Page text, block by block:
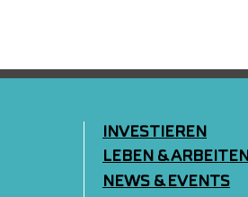
INVESTIEREN
LEBEN & ARBEITEN
NEWS & EVENTS